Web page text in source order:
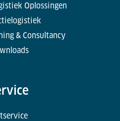
Oplossingen
& Consultancy